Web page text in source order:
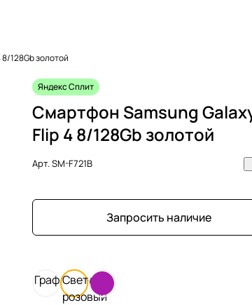
128Gb золотой
Яндекс Сплит
Смартфон Samsung
Flip 4 8/128Gb золотой
Арт.SM-F721B
Запросить наличие
Графитовый
Светло-
розовый